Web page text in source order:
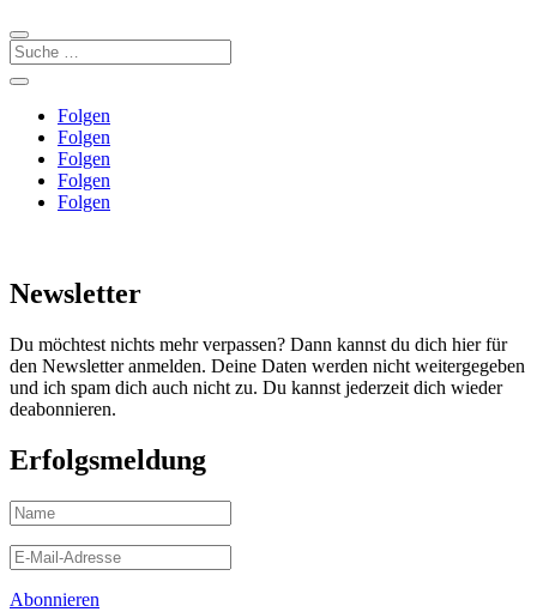
Folgen
Folgen
Folgen
Folgen
Folgen
Newsletter
Du möchtest nichts mehr verpassen? Dann kannst du dich hier für
den Newsletter anmelden. Deine Daten werden nicht weitergegeben
und ich spam dich auch nicht zu. Du kannst jederzeit dich wieder
deabonnieren.
Erfolgsmeldung
Abonnieren